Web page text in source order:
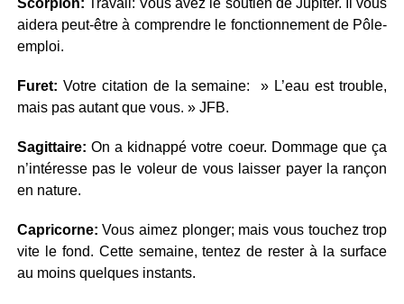
Scorpion: Travail: Vous avez le soutien de Jupiter. Il vous
aidera peut-être à comprendre le fonctionnement de Pôle-
emploi.
Furet: Votre citation de la semaine: » L’eau est trouble,
mais pas autant que vous. » JFB.
Sagittaire: On a kidnappé votre coeur. Dommage que ça
n’intéresse pas le voleur de vous laisser payer la rançon
en nature.
Capricorne:Vous aimez plonger; mais vous touchez trop
vite le fond. Cette semaine, tentez de rester à la surface
au moins quelques instants.